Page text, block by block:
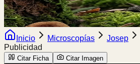
Inicio Microscopías Josep
Publicidad
Citar Ficha Citar Imagen